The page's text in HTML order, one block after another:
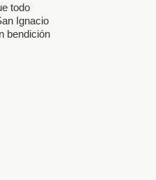
todo
Ignacio
bendición